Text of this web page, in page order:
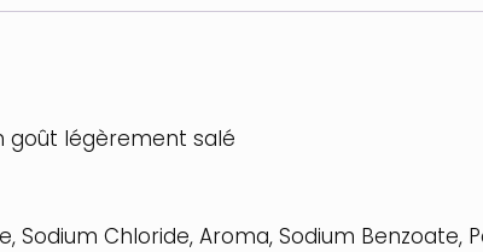
goût légèrement salé
Sodium Chloride, Aroma, Sodium Benzoate,